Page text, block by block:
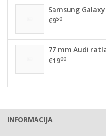
Samsung
€950
77 mm Audi
€1900
INFORMACIJA